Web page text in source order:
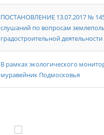
ПОСТАНОВЛЕНИЕ 13.07.2017 №
слушаний по вопросам
градостроительной деятельности
В рамках экологического
муравейник Подмосковья